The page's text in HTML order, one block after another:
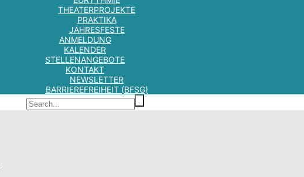
THEATERPROJEKTE
PRAKTIKA
JAHRESFESTE
ANMELDUNG
KALENDER
STELLENANGEBOTE
KONTAKT
NEWSLETTER
BARRIEREFREIHEIT (BFSG)